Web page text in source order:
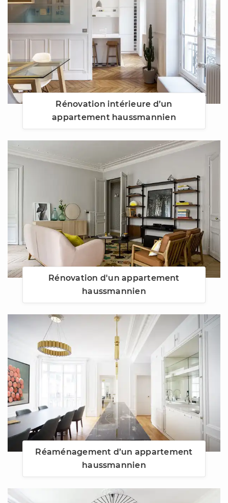
Rénovation intérieure d’un
appartement haussmannien
Rénovation d'un appartement
haussmannien
Réaménagement d’un appartement
haussmannien